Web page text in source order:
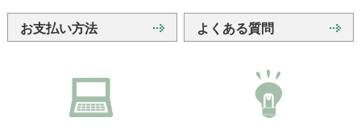
お支払い方法 よくある質問